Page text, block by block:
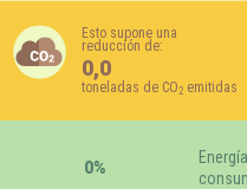
Esto supone una
reducción de:
0,0
toneladas de CO2 emitidas
0%